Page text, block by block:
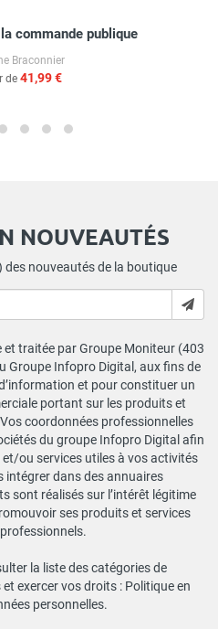
commande publique
Braconnier
de 41,99 €
NOUVEAUTÉS
nouveautés de la boutique
traitée par Groupe Moniteur (403
Groupe Infopro Digital, aux fins de
et pour constituer un
portant sur les produits et
coordonnées professionnelles
du groupe Infopro Digital afin
ou services utiles à vos activités
intégrer dans des annuaires
sont réalisés sur l’intérêt légitime
ses produits et services
la liste des catégories de
exercer vos droits : Politique en
personnelles.